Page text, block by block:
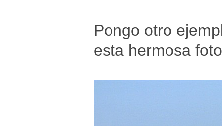
Pongo otro
esta hermosa